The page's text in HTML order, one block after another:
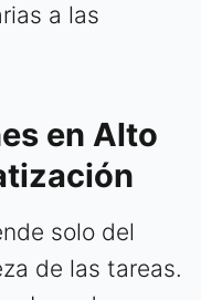
a las
en Alto
solo del
de las tareas.